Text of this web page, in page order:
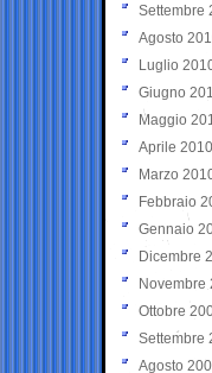
Settembre
Agosto
Luglio
Giugno
Maggio
Aprile 2010
Marzo
Febbraio
Gennaio
Dicembre
Novembre
Ottobre
Settembre
Agosto